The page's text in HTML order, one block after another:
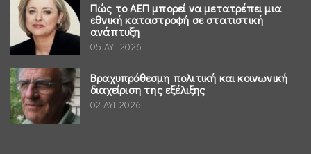
Πώς το ΑΕΠ μπορεί να μετατρέπει μια
εθνική καταστροφή σε στατιστική
ανάπτυξη
05 ΑΥΓ 2026
Βραχυπρόθεσμη πολιτική και κοινωνική
διαχείριση της εξέλιξης
02 ΑΥΓ 2026